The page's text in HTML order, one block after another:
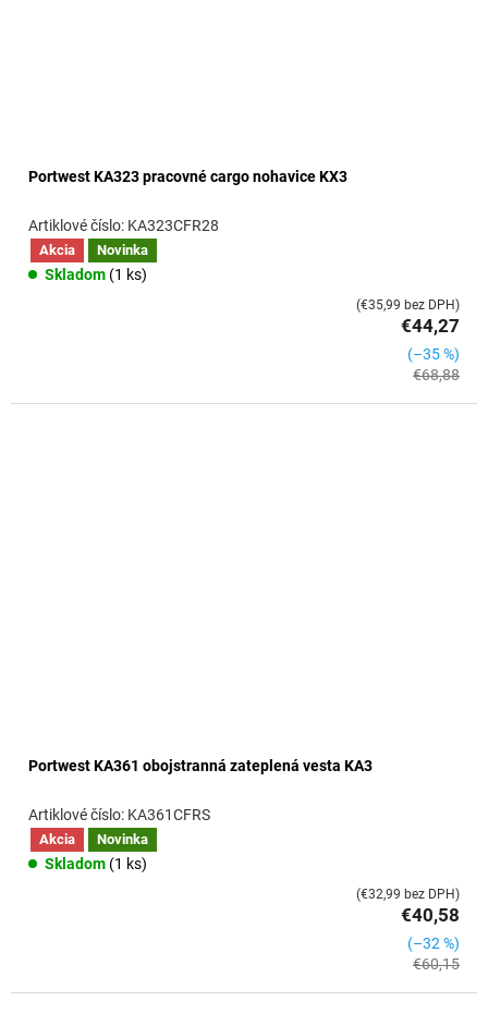
Portwest KA323 pracovné cargo nohavice KX3
Akcia Novinka
Skladom (1 ks)
KA323CFR28
€68,88
(–35 %)
€44,27
(€35,99 bez DPH)
Portwest KA361 obojstranná zateplená vesta KA3
Akcia Novinka
Skladom (1 ks)
KA361CFRS
€60,15
(–32 %)
€40,58
(€32,99 bez DPH)